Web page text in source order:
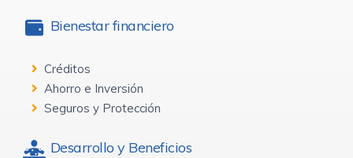
Bienestar financiero
Créditos
Ahorro e Inversión
Seguros y Protección
Desarrollo y Beneficios